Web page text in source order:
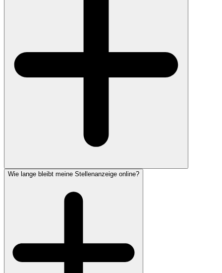
Wie lange bleibt meine Stellenanzeige online?